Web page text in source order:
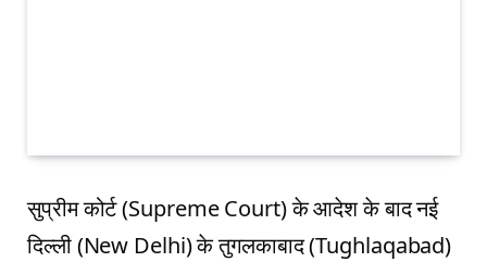
सुप्रीम कोर्ट (Supreme Court) के आदेश के बाद नई
दिल्ली (New Delhi) के तुगलकाबाद (Tughlaqabad)